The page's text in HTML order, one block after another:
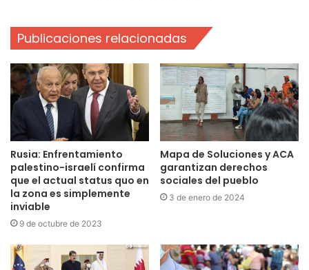
Publicaciones relacionadas
Rusia: Enfrentamiento
palestino-israelí confirma
que el actual status quo en
la zona es simplemente
inviable
9 de octubre de 2023
Mapa de Soluciones y ACA
garantizan derechos
sociales del pueblo
3 de enero de 2024